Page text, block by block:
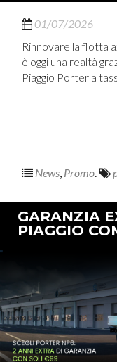
01/07/2026
Rinnovare la flotta
è oggi una realtà
Piaggio Porter a
News, Promo.
GARANZIA
PIAGGIO